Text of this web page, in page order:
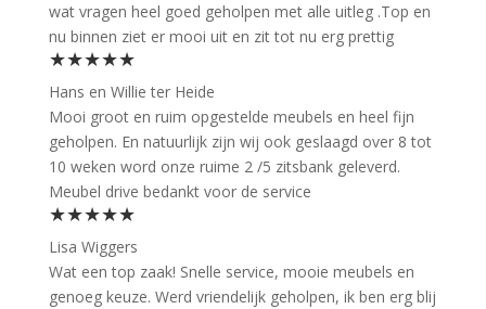
wat vragen heel goed geholpen met alle uitleg .Top en
nu binnen ziet er mooi uit en zit tot nu erg prettig
★★★★★
Hans en Willie ter Heide
Mooi groot en ruim opgestelde meubels en heel fijn
geholpen. En natuurlijk zijn wij ook geslaagd over 8 tot
10 weken word onze ruime 2 /5 zitsbank geleverd.
Meubel drive bedankt voor de service
★★★★★
Lisa Wiggers
Wat een top zaak! Snelle service, mooie meubels en
genoeg keuze. Werd vriendelijk geholpen, ik ben erg blij